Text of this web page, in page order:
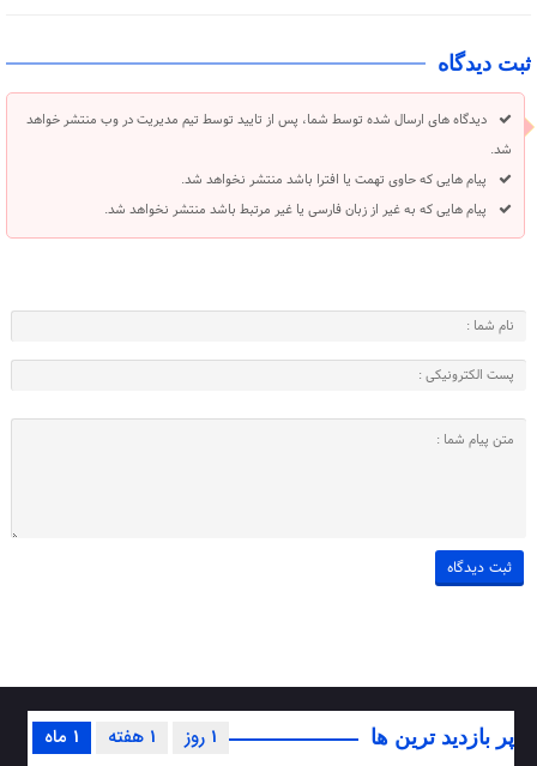
ثبت دیدگاه
دیدگاه های ارسال شده توسط شما، پس از تایید توسط تیم مدیریت در وب منتشر خواهد
شد.
پیام هایی که حاوی تهمت یا افترا باشد منتشر نخواهد شد.
پیام هایی که به غیر از زبان فارسی یا غیر مرتبط باشد منتشر نخواهد شد.
پر بازدید ترین ها 1 ماه 1 هفته 1 روز